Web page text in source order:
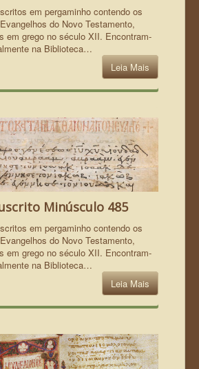
em pergaminho contendo os
do Novo Testamento,
em grego no século XII. Encontram-
na Biblioteca…
Leia Mais
Minúsculo 485
em pergaminho contendo os
do Novo Testamento,
em grego no século XII. Encontram-
na Biblioteca…
Leia Mais